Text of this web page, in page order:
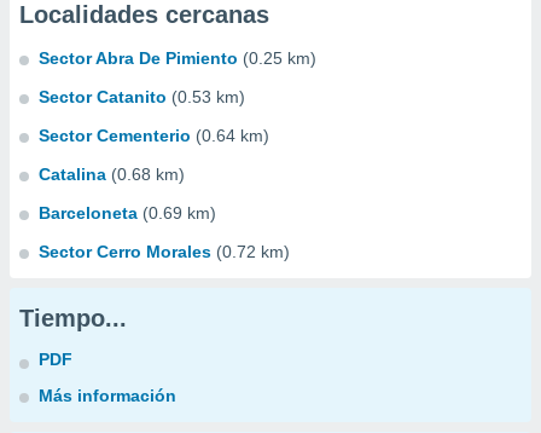
Localidades cercanas
Sector Abra De Pimiento (0.25 km)
Sector Catanito (0.53 km)
Sector Cementerio (0.64 km)
Catalina (0.68 km)
Barceloneta (0.69 km)
Sector Cerro Morales (0.72 km)
Tiempo...
PDF
Más información